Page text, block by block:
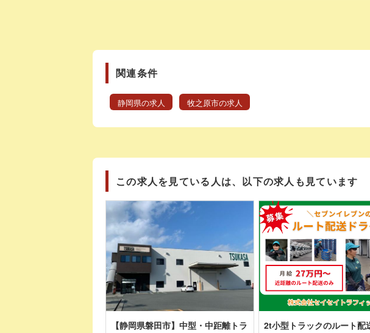
関連条件
静岡県の求人 牧之原市の求人
この求人を見ている人は、以下の求人も見ています
【静岡県磐田市】中型・中距離トラ
2t小型トラックのルート配